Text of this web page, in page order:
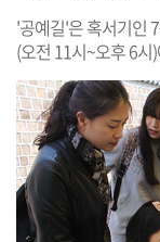
'공예길'은 혹서기인
(오전 11시~오후 6시